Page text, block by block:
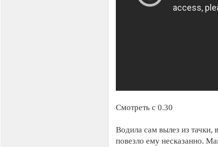
Смотреть с 0.30
Водила сам вылез из
повезло ему несказанно.